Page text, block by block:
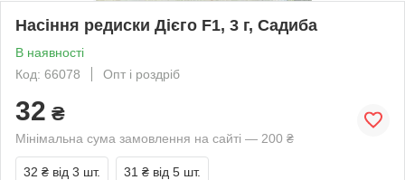
Насіння редиски Дієго F1, 3 г, Садиба
В наявності
Код: 66078
Опт і роздріб
32 ₴
Мінімальна сума замовлення на сайті — 200 ₴
32 ₴ від 3 шт. 31 ₴ від 5 шт.